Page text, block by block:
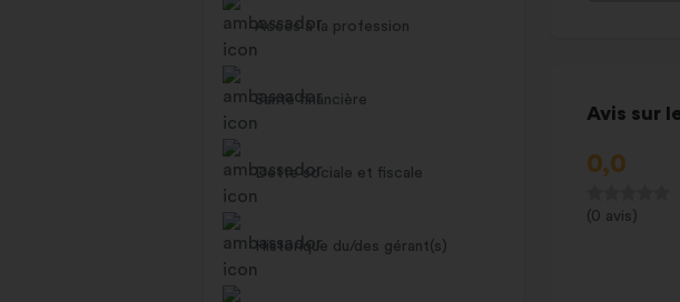
Accès à la profession
Santé financière
Dette sociale et fiscale
Historique du/des gérant(s)
Avis sur
0,0
(0 avis)